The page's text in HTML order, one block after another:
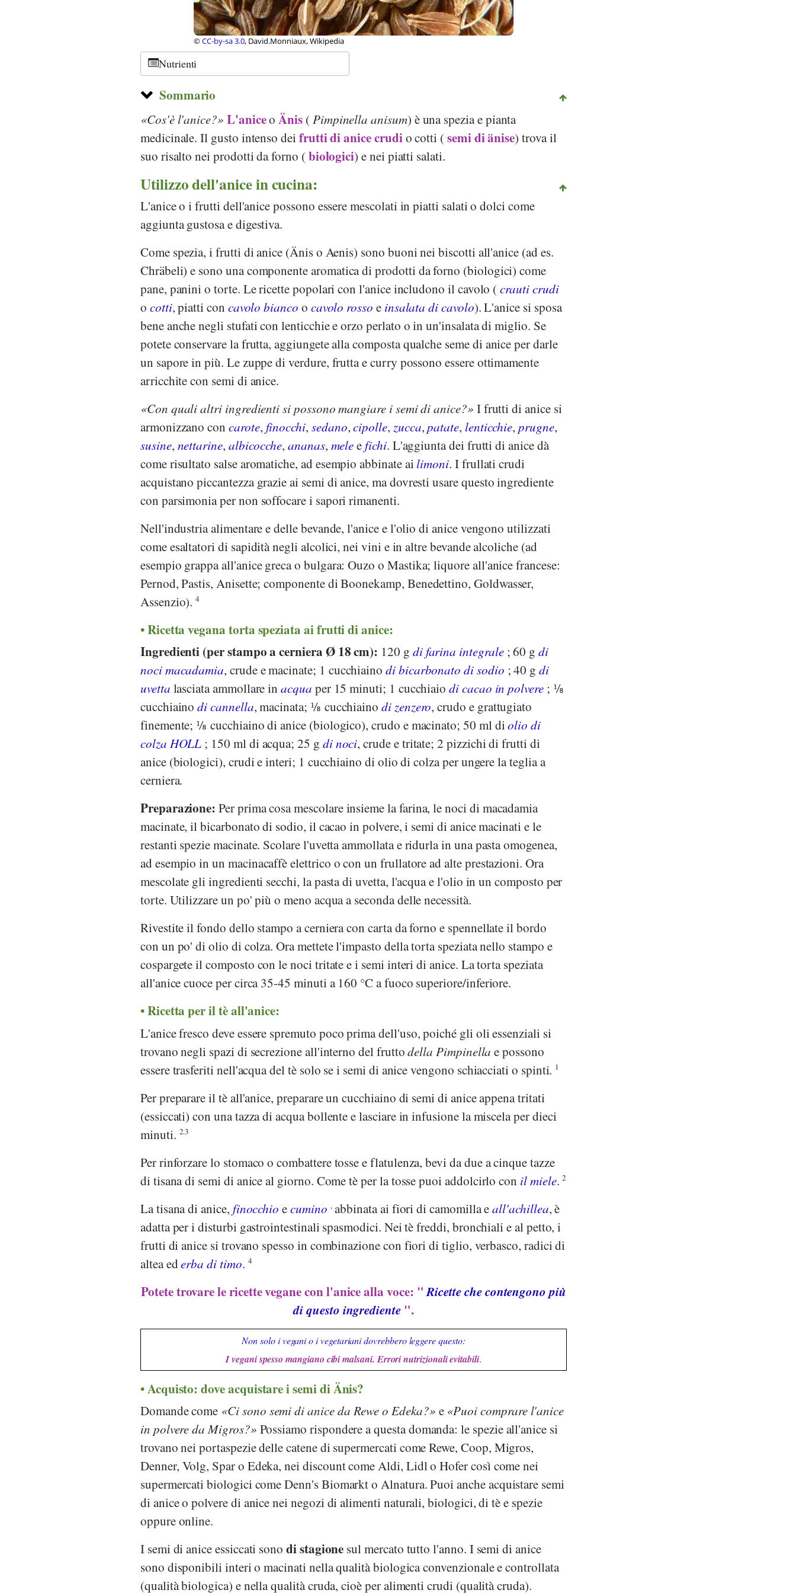
©CC-by-sa 3.0, David.Monniaux, Wikipedia
Nutrienti
Sommario
Cos'è l'anice? L'aniceoÄnis (Pimpinella anisum) è una spezia e pianta
medicinale. Il gusto intenso dei frutti di anicecrudio cotti (semi di änise) trova il
suo risalto nei prodotti da forno (biologici) e nei piatti salati.
Utilizzo dell'anice in cucina:
L'anice o i frutti dell'anice possono essere mescolati in piatti salati o dolci come
aggiunta gustosa e digestiva.
Come spezia, i frutti di anice (Änis o Aenis) sono buoni nei biscotti all'anice (ad es.
Chräbeli) e sono una componente aromatica di prodotti da forno (biologici) come
pane, panini o torte. Le ricette popolari con l'anice includono il cavolo (crauti crudi
o cotti, piatti con cavolo bianco o cavolo rosso e insalata di cavolo). L'anice si sposa
bene anche negli stufati con lenticchie e orzo perlato o in un'insalata di miglio. Se
potete conservare la frutta, aggiungete alla composta qualche seme di anice per darle
un sapore in più. Le zuppe di verdure, frutta e curry possono essere ottimamente
arricchite con semi di anice.
Con quali altri ingredienti si possono mangiare i semi di anice?
I frutti di anice si
armonizzano con carote, finocchi, sedano,cipolle, zucca,patate, lenticchie,prugne,
susine, nettarine, albicocche,ananas, meleefichi. L'aggiunta dei frutti di anice dà
come risultato salse aromatiche, ad esempio abbinate ai limoni. I frullati crudi
acquistano piccantezza grazie ai semi di anice, ma dovresti usare questo ingrediente
con parsimonia per non soffocare i sapori rimanenti.
Nell'industria alimentare e delle bevande, l'anice e l'olio di anice vengono utilizzati
come esaltatori di sapidità negli alcolici, nei vini e in altre bevande alcoliche (ad
esempio grappa all'anice greca o bulgara: Ouzo o Mastika; liquore all'anice francese:
Pernod, Pastis, Anisette; componente di Boonekamp, Benedettino, Goldwasser,
Assenzio).4
Ricetta vegana torta speziata ai frutti di anice:
Ingredienti (per stampo a cerniera Ø 18 cm): 120 g di farina integrale; 60 gdi
noci macadamia, crude e macinate; 1 cucchiainodi bicarbonato di sodio ; 40 gdi
uvetta lasciata ammollare inacqua per 15 minuti; 1 cucchiaiodi cacao in polvere; ⅛
cucchiainodi cannella, macinata; ⅛ cucchiainodi zenzero, crudo e grattugiato
finemente; ⅛ cucchiaino di anice (biologico), crudo e macinato; 50 ml diolio di
colza HOLL ; 150 ml di acqua; 25 g di noci, crude e tritate; 2 pizzichi di frutti di
anice (biologici), crudi e interi; 1 cucchiaino di olio di colza per ungere la teglia a
cerniera.
Preparazione: Per prima cosa mescolare insieme la farina, le noci di macadamia
macinate, il bicarbonato di sodio, il cacao in polvere, i semi di anice macinati e le
restanti spezie macinate. Scolare l'uvetta ammollata e ridurla in una pasta omogenea,
ad esempio in un macinacaffè elettrico o con un frullatore ad alte prestazioni. Ora
mescolate gli ingredienti secchi, la pasta di uvetta, l'acqua e l'olio in un composto per
torte. Utilizzare un po' più o meno acqua a seconda delle necessità.
Rivestite il fondo dello stampo a cerniera con carta da forno e spennellate il bordo
con un po' di olio di colza. Ora mettete l'impasto della torta speziata nello stampo e
cospargete il composto con le noci tritate e i semi interi di anice. La torta speziata
all'anice cuoce per circa 35-45 minuti a 160 °C a fuoco superiore/inferiore.
Ricetta per il tè all'anice:
L'anice fresco deve essere spremuto poco prima dell'uso, poiché gli oli essenziali si
trovano negli spazi di secrezione all'interno del fruttodella Pimpinella e possono
essere trasferiti nell'acqua del tè solo se i semi di anice vengono schiacciati o spinti. 1
Per preparare il tè all'anice, preparare un cucchiaino di semi di anice appena tritati
(essiccati) con una tazza di acqua bollente e lasciare in infusione la miscela per dieci
minuti. 2.3
Per rinforzare lo stomaco o combattere tosse e flatulenza, bevi da due a cinque tazze
di tisana di semi di anice al giorno. Come tè per la tosse puoi addolcirlo con il miele.2
La tisana di anice, finocchio ecumino ,abbinata ai fiori di camomilla eall'achillea, è
adatta per i disturbi gastrointestinali spasmodici. Nei tè freddi, bronchiali e al petto, i
frutti di anice si trovano spesso in combinazione con fiori di tiglio, verbasco, radici di
altea ederba di timo. 4
Potete trovare le ricette vegane con l'anice alla voce: "Ricette che contengono più
di questo ingrediente".
Non solo i vegani o i vegetariani dovrebbero leggere questo:
I vegani spesso mangiano cibi malsani. Errori nutrizionali evitabili.
Acquisto: dove acquistare i semi di Änis?
Domande come Ci sono semi di anice da Rewe o Edeka? e Puoi comprare l'anice
in polvere da Migros?
Possiamo rispondere a questa domanda: le spezie all'anice si
trovano nei portaspezie delle catene di supermercati comeRewe, Coop, Migros,
Denner, Volg, Sparo Edeka, nei discount comeAldi, LidloHofercosì come nei
supermercati biologici comeDenn's BiomarktoAlnatura. Puoi anche acquistare semi
di anice o polvere di anice nei negozi di alimenti naturali, biologici, di tè e spezie
oppure online.
I semi di anice essiccati sonodi stagione sul mercato tutto l'anno. I semi di anice
sono disponibili interi o macinati nella qualità biologica convenzionale e controllata
(qualità biologica) e nella qualità cruda, cioè per alimenti crudi (qualità cruda).